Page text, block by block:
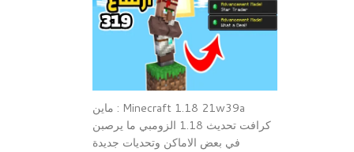
Minecraft 1.18 21w39a : ماين
كرافت تحديث 1.18 الزومبي ما يرصبن
في بعض الاماكن وتحديات جديدة